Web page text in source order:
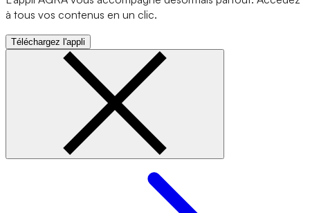
à tous vos contenus en un clic.
Téléchargez l'appli